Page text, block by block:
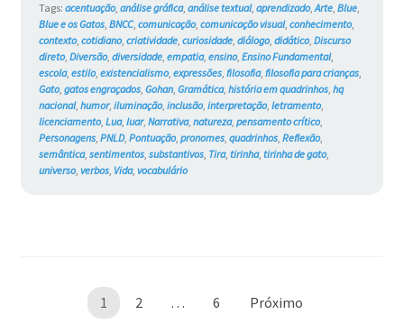
Tags: acentuação, análise gráfica, análise textual, aprendizado,Arte, Blue,
Blue e os Gatos, BNCC, comunicação, comunicação visual, conhecimento,
contexto, cotidiano, criatividade, curiosidade, diálogo, didático, Discurso
direto, Diversão, diversidade, empatia, ensino, Ensino Fundamental,
escola, estilo, existencialismo, expressões, filosofia, filosofia para crianças,
Gato, gatos engraçados, Gohan, Gramática, história em quadrinhos, hq
nacional, humor, iluminação, inclusão, interpretação, letramento,
licenciamento, Lua, luar, Narrativa, natureza, pensamento crítico,
Personagens, PNLD, Pontuação, pronomes, quadrinhos, Reflexão,
semântica, sentimentos, substantivos, Tira, tirinha, tirinha de gato,
universo, verbos, Vida, vocabulário
Paginação
1 2 … 6 Próximo